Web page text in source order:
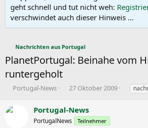
geht schnell und tut nicht weh:
verschwindet auch dieser Hinweis ...
Nachrichten aus Portugal
PlanetPortugal: Beinahe vom
runtergeholt
E
s
t
Portugal-News
E
t
e
27 Oktober 2009
S
Portugal-News
PortugalNews Teilnehmer